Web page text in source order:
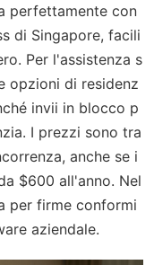
perfettamente con
di Singapore, facili
Per l'assistenza s
opzioni di residenz
invii in blocco p
I prezzi sono tra
anche se i
$600 all'anno. Nel
per firme conformi
aziendale.